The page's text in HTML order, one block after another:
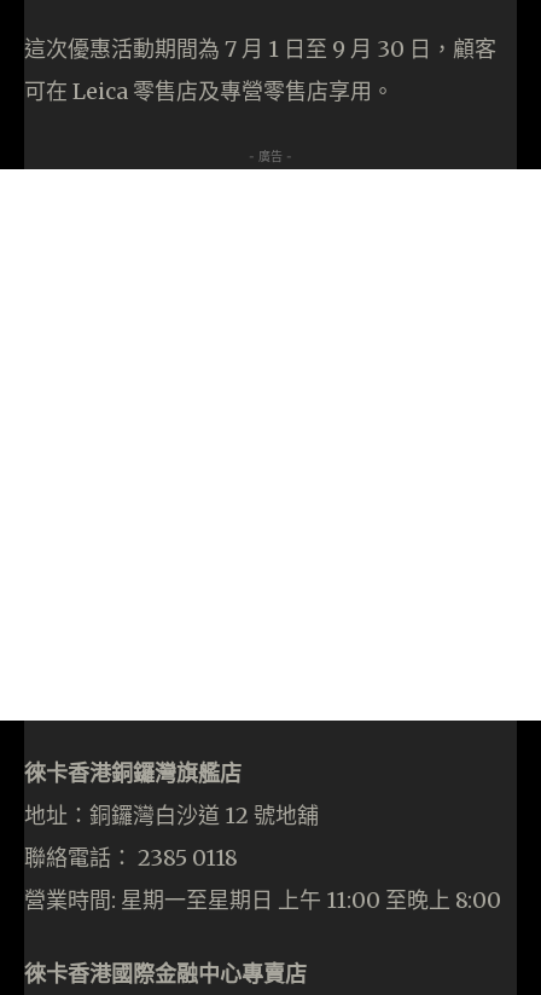
這次優惠活動期間為 7 月 1 日至 9 月 30 日，顧客
可在 Leica 零售店及專營零售店享用。
- 廣告 -
徠卡香港銅鑼灣旗艦店
地址：銅鑼灣白沙道 12 號地舖
聯絡電話： 2385 0118
營業時間: 星期一至星期日 上午 11:00 至晚上 8:00
徠卡香港國際金融中心專賣店